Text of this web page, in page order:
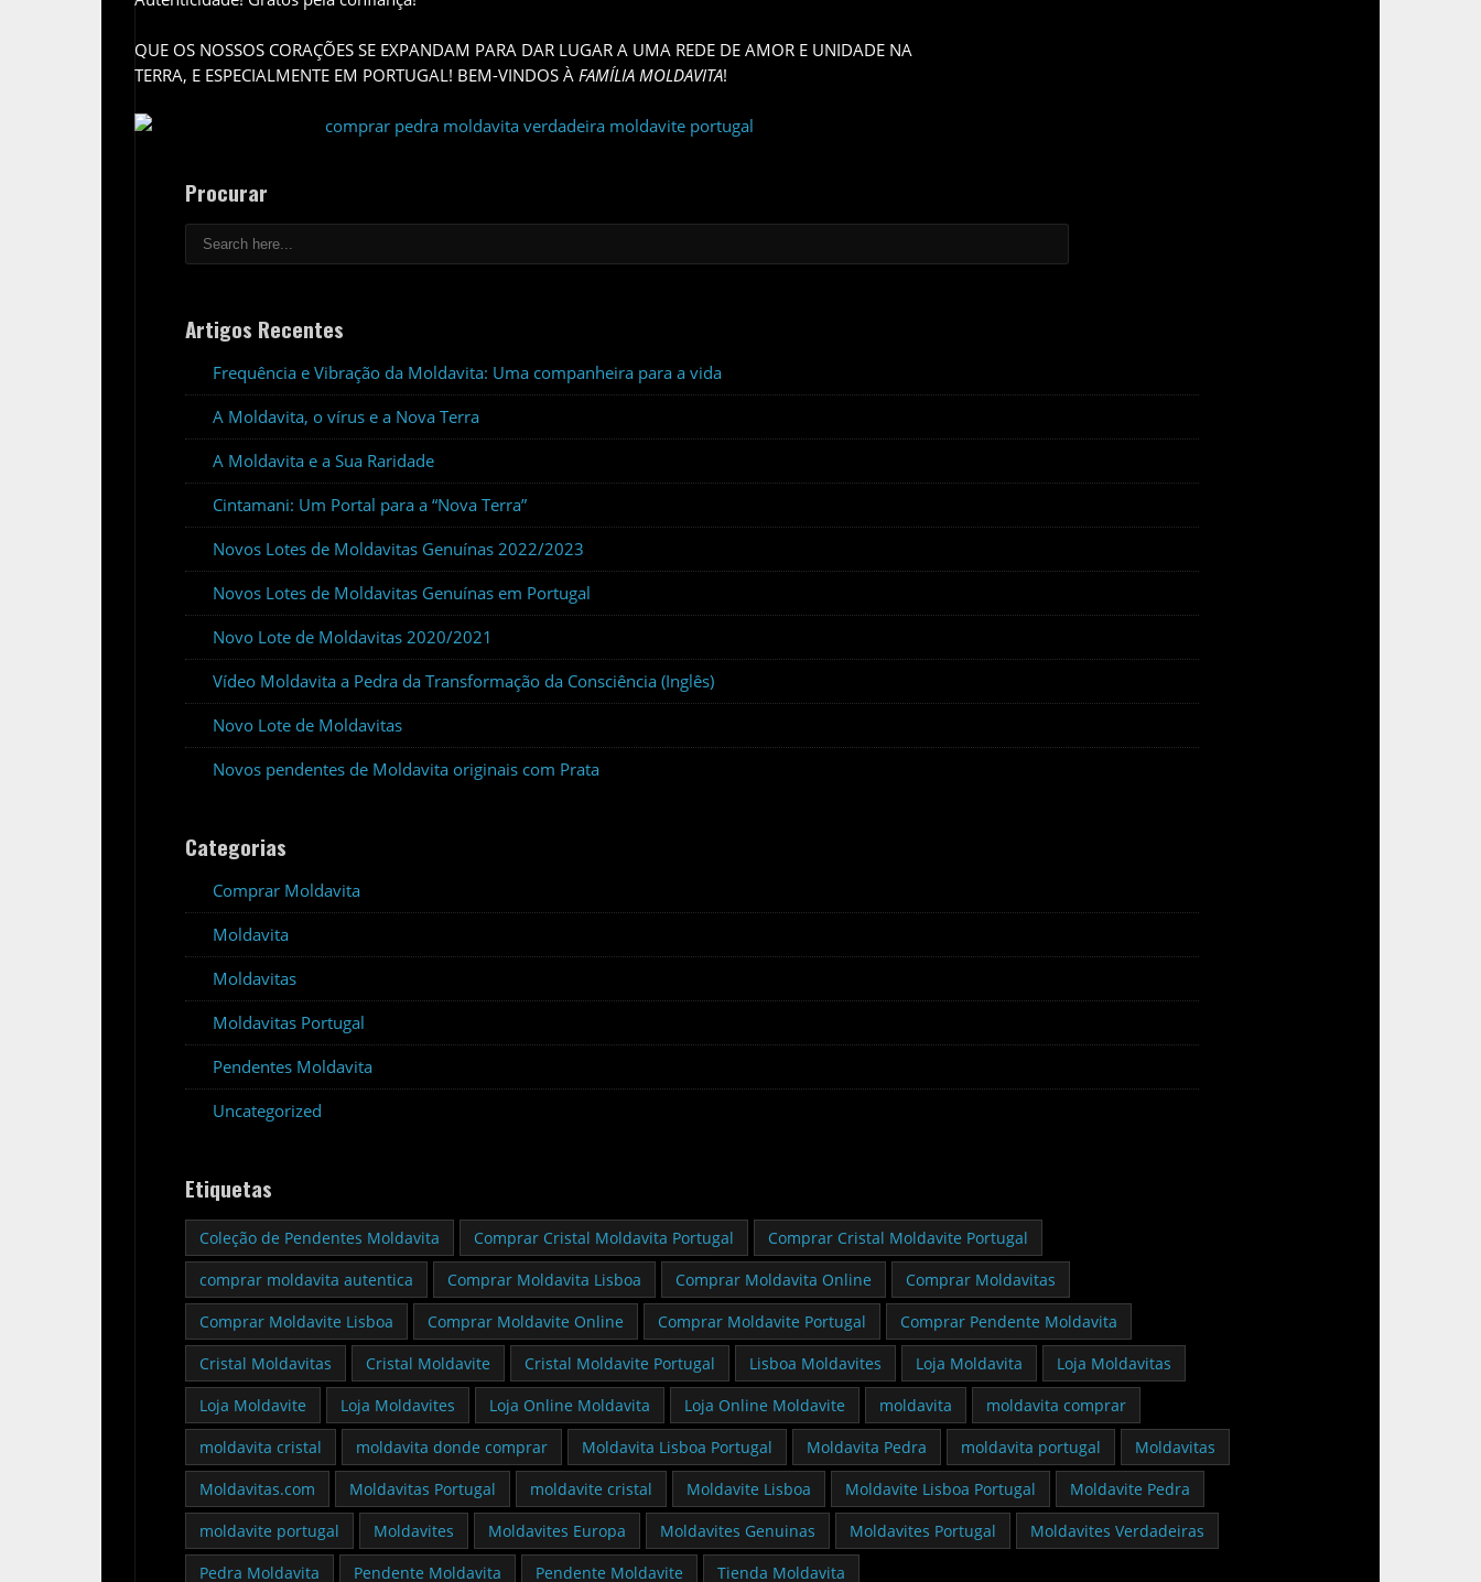
QUE OS NOSSOS CORAÇÕES SE EXPANDAM PARA DAR LUGAR A UMA REDE DE AMOR E UNIDADE NA
TERRA, E ESPECIALMENTE EM PORTUGAL! BEM-VINDOS À FAMÍLIA MOLDAVITA!
Procurar
Artigos Recentes
Frequência e Vibração da Moldavita: Uma companheira para a vida
A Moldavita, o vírus e a Nova Terra
A Moldavita e a Sua Raridade
Cintamani: Um Portal para a “Nova Terra”
Novos Lotes de Moldavitas Genuínas 2022/2023
Novos Lotes de Moldavitas Genuínas em Portugal
Novo Lote de Moldavitas 2020/2021
Vídeo Moldavita a Pedra da Transformação da Consciência (Inglês)
Novo Lote de Moldavitas
Novos pendentes de Moldavita originais com Prata
Categorias
Comprar Moldavita
Moldavita
Moldavitas
Moldavitas Portugal
Pendentes Moldavita
Uncategorized
Etiquetas
Coleção de Pendentes Moldavita Comprar Cristal Moldavita Portugal
Comprar Cristal Moldavite Portugal
comprar moldavita autentica
Comprar Moldavita Lisboa Comprar Moldavita Online
Comprar Moldavitas
Comprar Moldavite Lisboa
Comprar Moldavite Online Comprar Moldavite Portugal
Comprar Pendente Moldavita
Cristal Moldavitas
Cristal Moldavite Cristal Moldavite Portugal Lisboa Moldavites Loja Moldavita
Loja Moldavitas
Loja Moldavite
Loja Moldavites Loja Online Moldavita Loja Online Moldavite moldavita
moldavita comprar
moldavita cristal
moldavita donde comprar Moldavita Lisboa Portugal Moldavita Pedra moldavita portugal
Moldavitas
Moldavitas.com
Moldavitas Portugal moldavite cristal Moldavite Lisboa Moldavite Lisboa Portugal
Moldavite Pedra
moldavite portugal
Moldavites Moldavites Europa Moldavites Genuinas Moldavites Portugal
Moldavites Verdadeiras
Pedra Moldavita
Pendente Moldavita Pendente Moldavite Tienda Moldavita